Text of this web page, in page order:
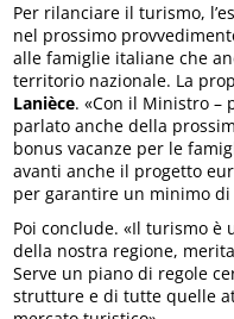
Per rilanciare il turismo,
nel prossimo
alle famiglie italiane che
territorio nazionale. La
Lanièce. «Con il Ministro –
parlato anche della
bonus vacanze per le
avanti anche il progetto
per garantire un minimo
Poi conclude. «Il turismo è
della nostra regione,
Serve un piano di regole
strutture e di tutte quelle